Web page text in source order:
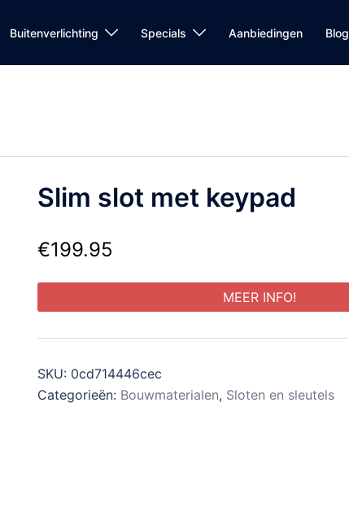
Buitenverlichting Specials Aanbiedingen Blog
Slim slot met keypad
€199.95
MEER INFO!
SKU: 0cd714446cec
Categorieën: Bouwmaterialen, Sloten en sleutels